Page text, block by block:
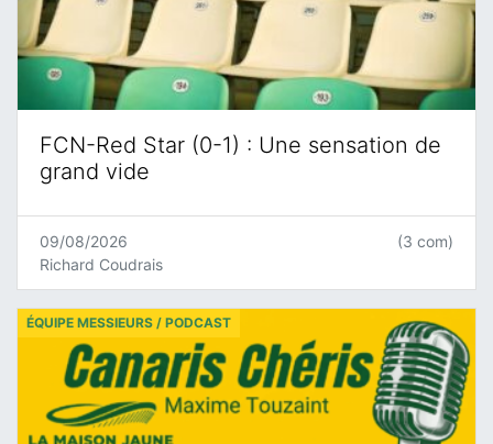
FCN-Red Star (0-1) : Une sensation de
grand vide
09/08/2026
Richard Coudrais
(3 com)
ÉQUIPE MESSIEURS / PODCAST